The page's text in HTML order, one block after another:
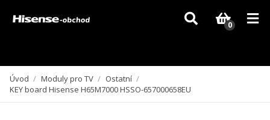
Vzhledem k aktuální situaci se může dodání dílů, které nejsou skladem,
zpozdit. Děkujeme za pochopení.
0
Úvod / Moduly pro TV / Ostatní /
KEY board Hisense H65M7000 HSSO-657000658EU